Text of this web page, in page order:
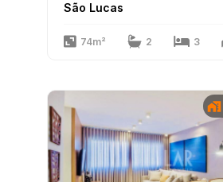
São Lucas
74m² 2 3